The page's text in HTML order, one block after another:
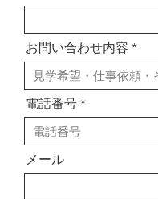
お問い合わせ内容
電話番号
メール